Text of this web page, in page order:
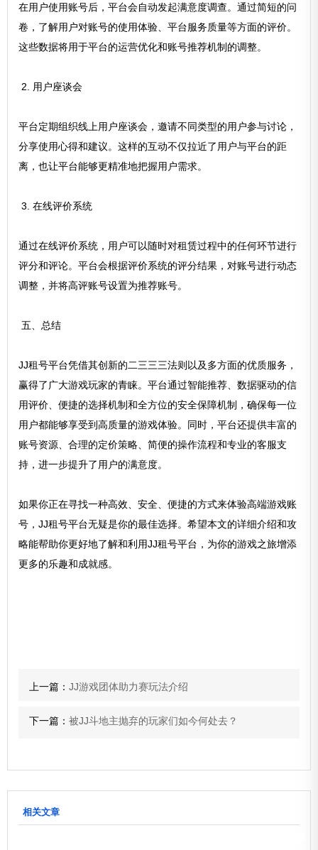
在用户使用账号后，平台会自动发起满意度调查。通过简短的问
卷，了解用户对账号的使用体验、平台服务质量等方面的评价。
这些数据将用于平台的运营优化和账号推荐机制的调整。
2. 用户座谈会
平台定期组织线上用户座谈会，邀请不同类型的用户参与讨论，
分享使用心得和建议。这样的互动不仅拉近了用户与平台的距
离，也让平台能够更精准地把握用户需求。
3. 在线评价系统
通过在线评价系统，用户可以随时对租赁过程中的任何环节进行
评分和评论。平台会根据评价系统的评分结果，对账号进行动态
调整，并将高评账号设置为推荐账号。
五、总结
JJ租号平台凭借其创新的二三三三法则以及多方面的优质服务，
赢得了广大游戏玩家的青睐。平台通过智能推荐、数据驱动的信
用评价、便捷的选择机制和全方位的安全保障机制，确保每一位
用户都能够享受到高质量的游戏体验。同时，平台还提供丰富的
账号资源、合理的定价策略、简便的操作流程和专业的客服支
持，进一步提升了用户的满意度。
如果你正在寻找一种高效、安全、便捷的方式来体验高端游戏账
号，JJ租号平台无疑是你的最佳选择。希望本文的详细介绍和攻
略能帮助你更好地了解和利用JJ租号平台，为你的游戏之旅增添
更多的乐趣和成就感。
上一篇：JJ游戏团体助力赛玩法介绍
下一篇：被JJ斗地主抛弃的玩家们如今何处去？
相关文章